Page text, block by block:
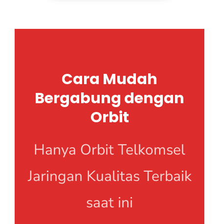
Cara Mudah
Bergabung dengan
Orbit
Hanya Orbit Telkomsel
Jaringan Kualitas Terbaik
saat ini